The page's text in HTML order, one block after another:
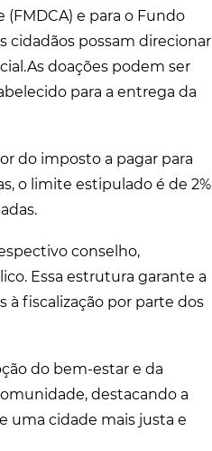
e para o Fundo
cidadãos possam direcionar
doações podem ser
para a entrega da
do imposto a pagar para
o limite estipulado é de 2%
conselho,
Essa estrutura garante a
à fiscalização por parte dos
do bem-estar e da
destacando a
uma cidade mais justa e